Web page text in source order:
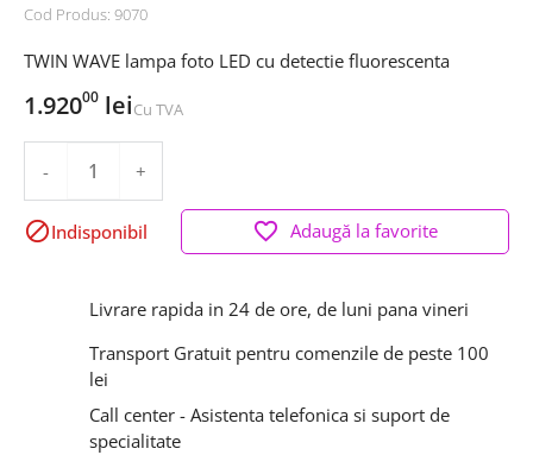
Cod Produs: 9070
TWIN WAVE lampa foto LED cu detectie fluorescenta
1.92000 leiCu TVA
- +
Indisponibil favorite_border Adaugă la favorite
Livrare rapida in 24 de ore, de luni pana vineri
Transport Gratuit pentru comenzile de peste 100
lei
Call center - Asistenta telefonica si suport de
specialitate